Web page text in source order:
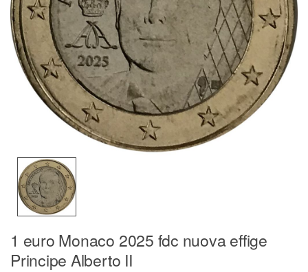
1 euro Monaco 2025 fdc nuova effige
Principe Alberto II